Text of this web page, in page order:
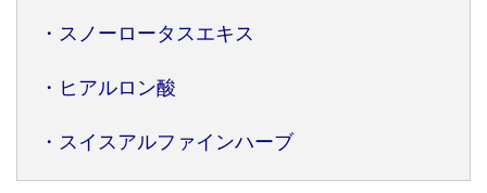
・スノーロータスエキス
・ヒアルロン酸
・スイスアルファインハーブ